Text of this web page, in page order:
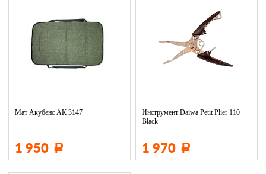
Мат Акубенс АК 3147
1 950 Р
Инструмент Daiwa Petit Plier 110
Black
1 970 Р